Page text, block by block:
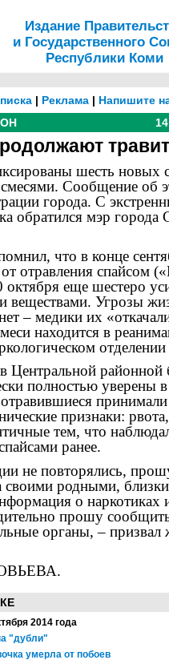
Издание
и Государственного
Республики Коми
| Реклама | Напишите
шесть новых
Сообщение об
города. С
обратился мэр города
что в конце
отравления спайсом
октября еще шестеро
веществами. Угрозы
– медики их
находится в
Центральной районной
полностью уверены
признаки:
тем, что
ранее.
не повторялись,
своими родными,
о наркотиках
прошу
органы, – призвал
2014 года
"дубли"
умерла от побоев